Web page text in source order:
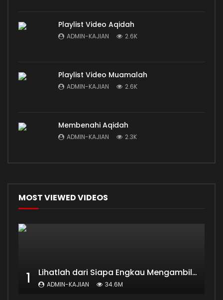
Playlist Video Aqidah
ADMIN-KAJIAN 2.6K
Playlist Video Muamalah
ADMIN-KAJIAN 2.6K
Membenahi Aqidah
ADMIN-KAJIAN 2.3K
MOST VIEWED VIDEOS
1 Lihatlah dari Siapa Engkau Mengambil Ilmu
ADMIN-KAJIAN 34.6M